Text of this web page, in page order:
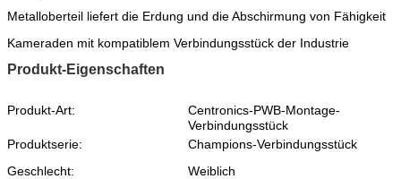
Metalloberteil liefert die Erdung und die Abschirmung von Fähigkeit
Kameraden mit kompatiblem Verbindungsstück der Industrie
Produkt-Eigenschaften
Produkt-Art:
Centronics-PWB-Montage-
Verbindungsstück
Produktserie:
Champions-Verbindungsstück
Geschlecht:
Weiblich